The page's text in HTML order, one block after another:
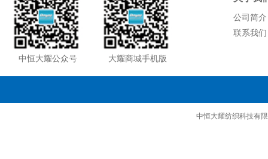
中恒大耀公众号 大耀商城手机版
公司简介
联系我们
中恒大耀纺织科技有